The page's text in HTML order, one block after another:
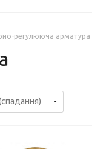
регулююча арматура